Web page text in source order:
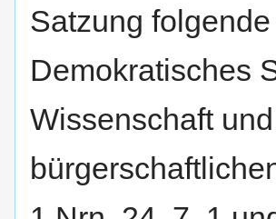
Satzung
Demokratisches
Wissenschaft